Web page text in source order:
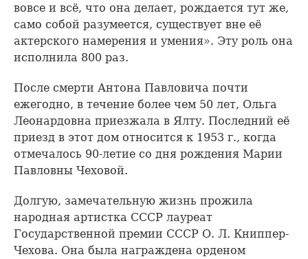
вовсе и всё, что она делает, рождается тут же,
само собой разумеется, существует вне её
актерского намерения и умения». Эту роль она
исполнила 800 раз.
После смерти Антона Павловича почти
ежегодно, в течение более чем 50 лет, Ольга
Леонардовна приезжала в Ялту. Последний её
приезд в этот дом относится к 1953 г., когда
отмечалось 90-летие со дня рождения Марии
Павловны Чеховой.
Долгую, замечательную жизнь прожила
народная артистка СССР лауреат
Государственной премии СССР О. Л. Книппер-
Чехова. Она была награждена орденом